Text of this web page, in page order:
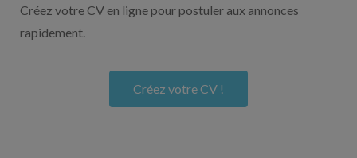
Créez votre CV en ligne pour postuler aux annonces
rapidement.
Créez votre CV !